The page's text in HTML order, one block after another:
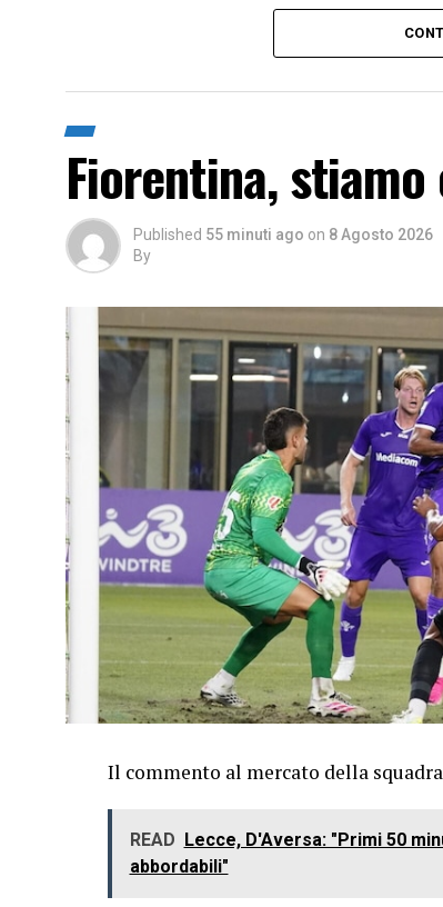
Fiorentina,
Published 55 minuti ago on 8 Agosto 2026
By
Il commento al mercato della
READ Lecce, D'Aversa: "Primi 50
abbordabili"